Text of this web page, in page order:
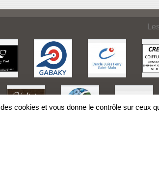
cookies et vous donne le contrôle sur ceux